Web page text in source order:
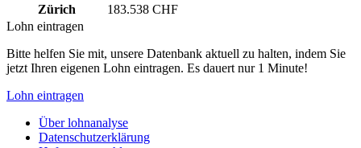
Zürich
183.538 CHF
Lohn eintragen
Bitte helfen Sie mit, unsere Datenbank aktuell zu halten, indem Sie
jetzt Ihren eigenen Lohn eintragen. Es dauert nur 1 Minute!
Lohn eintragen
Über lohnanalyse
Datenschutzerklärung